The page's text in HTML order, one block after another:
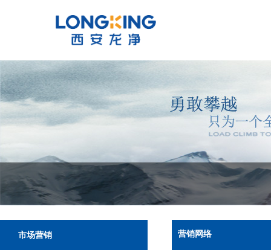
市场营销 营销网络